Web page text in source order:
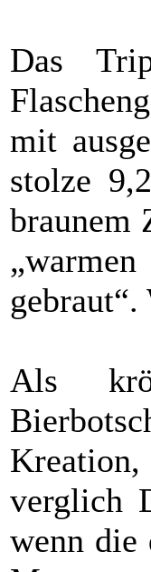
Das
mit
stolze
braunem
Als
verglich
wenn die